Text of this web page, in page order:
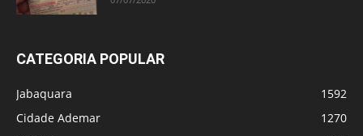
CATEGORIA POPULAR
Jabaquara
1592
Cidade Ademar
1270